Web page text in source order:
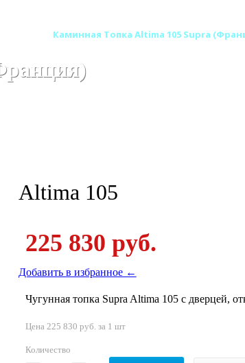
Каминная Топка Altima 105 Supra
Altima 105
225 830 руб.
Добавить в избранное ←
Чугунная топка Supra Altima 105 с дверцей,
Цена 225 830 руб. за 1 шт
Количество